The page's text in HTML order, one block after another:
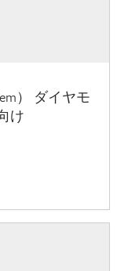
） ダイヤモ
け